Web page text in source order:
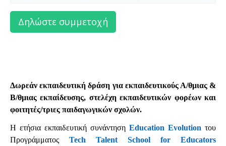
Δωρεάνεκπαιδευτική δράση για εκπαιδευτικούς Α/θμιας&
Β/θμιας εκπαίδευσης, στελέχη εκπαιδευτικών φορέων και
φοιτητές/τριες παιδαγωγικών σχολών.
H ετήσια εκπαιδευτική συνάντηση Education Evolution του
Προγράμματος Tech Talent School for Educators